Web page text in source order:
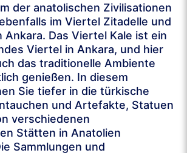
der anatolischen Zivilisationen
im Viertel Zitadelle und
Ankara. Das Viertel Kale ist ein
Viertel in Ankara, und hier
das traditionelle Ambiente
genießen. In diesem
Sie tiefer in die türkische
und Artefakte, Statuen
verschiedenen
Stätten in Anatolien
Sammlungen und